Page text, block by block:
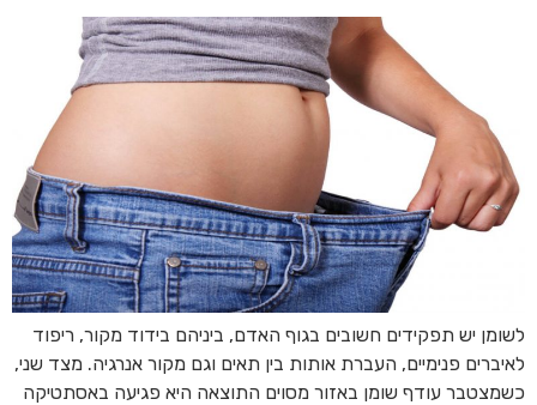
לשומן יש תפקידים חשובים בגוף האדם, ביניהם בידוד מקור, ריפוד
לאיברים פנימיים, העברת אותות בין תאים וגם מקור אנרגיה. מצד שני,
כשמצטבר עודף שומן באזור מסוים התוצאה היא פגיעה באסתטיקה